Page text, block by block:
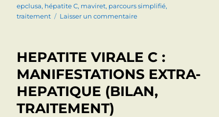
le
epclusa, hépatite C, maviret, parcours simplifié,
traitement
Laisser un commentairesur
le
simplifié
(selon
l’Association
HEPATITE VIRALE C :
MANIFESTATIONS EXTRA-
HEPATIQUE (BILAN,
TRAITEMENT)